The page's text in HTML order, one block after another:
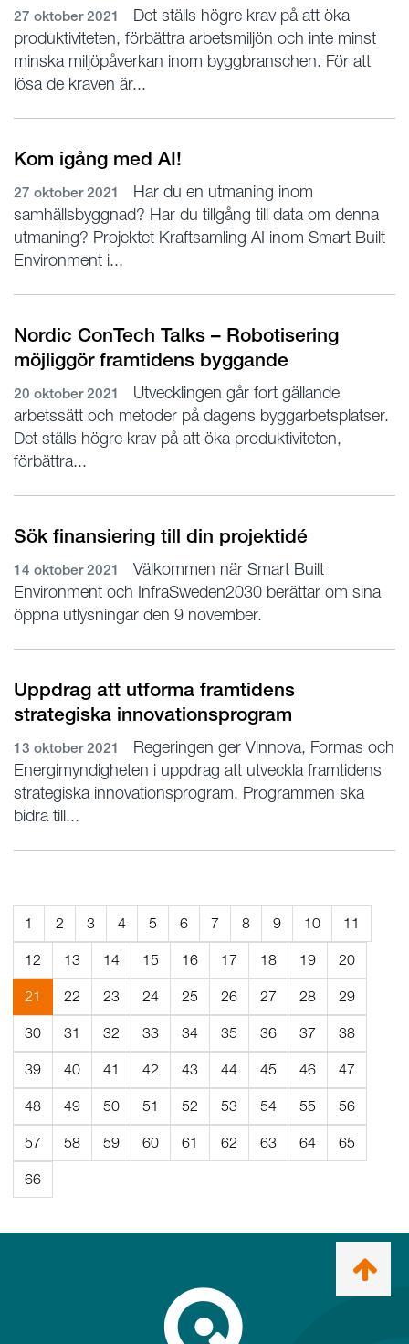
27 oktober 2021
Det ställs högre krav på att öka
produktiviteten, förbättra arbetsmiljön och inte minst
minska miljöpåverkan inom byggbranschen. För att
lösa de kraven är...
Kom igång med AI!
27 oktober 2021
Har du en utmaning inom
samhällsbyggnad? Har du tillgång till data om denna
utmaning? Projektet Kraftsamling AI inom Smart Built
Environment i...
Nordic ConTech Talks – Robotisering
möjliggör framtidens byggande
20 oktober 2021
Utvecklingen går fort gällande
arbetssätt och metoder på dagens byggarbetsplatser.
Det ställs högre krav på att öka produktiviteten,
förbättra...
Sök finansiering till din projektidé
14 oktober 2021
Välkommen när Smart Built
Environment och InfraSweden2030 berättar om sina
öppna utlysningar den 9 november.
Uppdrag att utforma framtidens
strategiska innovationsprogram
13 oktober 2021
Regeringen ger Vinnova, Formas och
Energimyndigheten i uppdrag att utveckla framtidens
strategiska innovationsprogram. Programmen ska
bidra till...
1 2 3 4 5 6 7 8 9 10 11
12 13 14 15 16 17 18 19 20
21
(Aktuell
sida)
22 23 24 25 26 27 28 29
30 31 32 33 34 35 36 37 38
39 40 41 42 43 44 45 46 47
48 49 50 51 52 53 54 55 56
57 58 59 60 61 62 63 64 65
66
mig